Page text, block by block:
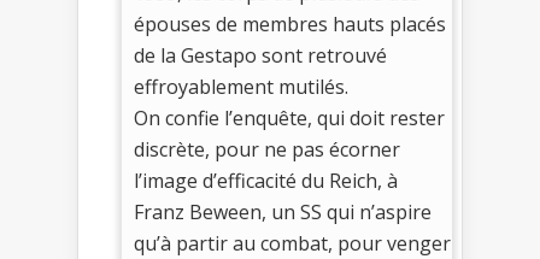
épouses de membres hauts placés
de la Gestapo sont retrouvé
effroyablement mutilés.
On confie l’enquête, qui doit rester
discrète, pour ne pas écorner
l’image d’efficacité du Reich, à
Franz Beween, un SS qui n’aspire
qu’à partir au combat, pour venger